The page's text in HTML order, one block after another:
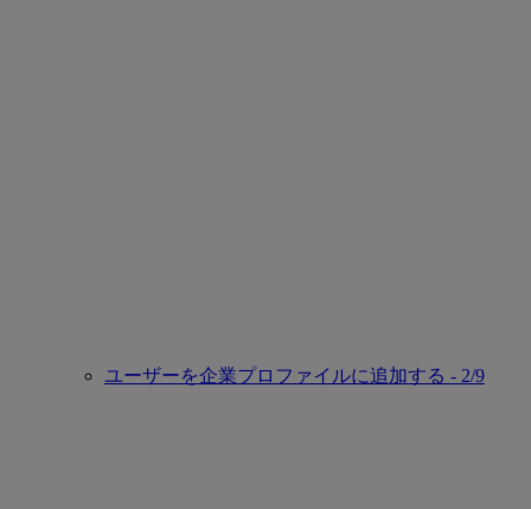
ユーザーを企業プロファイルに追加する - 2/9